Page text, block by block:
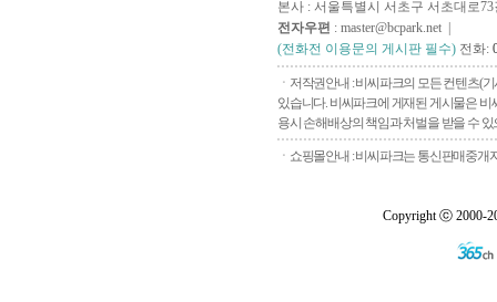
본사 : 서울특별시 서초구 서초대로73
전자우편 : master@bcpark.net |
(전화전 이용문의 게시판 필수) 전화:
ㆍ저작권안내 : 비씨파크의 모든 컨텐츠(
있습니다. 비씨파크에 게재된 게시물은
용시 손해배상의 책임과 처벌을 받을 수
ㆍ쇼핑몰안내 : 비씨파크는 통신판매중개
Copyright ⓒ 2000-